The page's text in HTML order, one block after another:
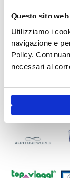
Questo sito
Utilizziamo i
navigazione e
Policy.
necessari al